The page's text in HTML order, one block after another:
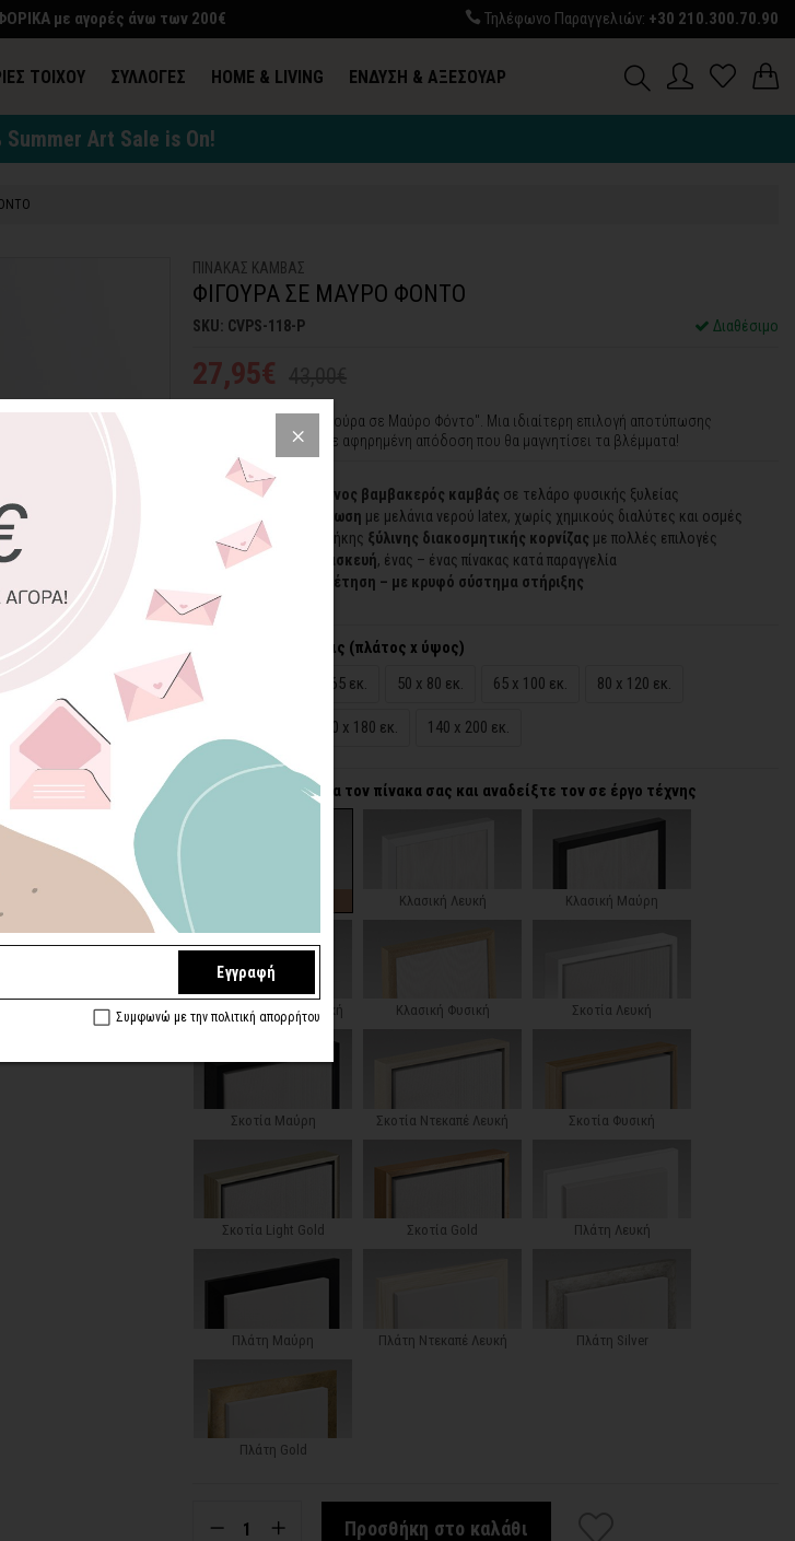
με αγορές άνω των 200€ Τηλέφωνο Παραγγελιών: +30 210.300.70.90
ΤΟΙΧΟΥ ΣΥΛΛΟΓΕΣ HOME & LIVING ΕΝΔΥΣΗ & ΑΞΕΣΟΥΑΡ
Summer Art Sale is On!
ΠΙΝΑΚΑΣ ΚΑΜΒΑΣ
ΦΙΓΟΥΡΑ ΣΕ ΜΑΥΡΟ ΦΟΝΤΟ
SKU: CVPS-118-P Διαθέσιμο
27,95€
Πίνακας σε καμβά "Φιγούρα σε Μαύρο Φόντο". Μια ιδιαίτερη επιλογή αποτύπωσης
ανθρώπινης μορφής σε αφηρημένη απόδοση που θα μαγνητίσει τα βλέμματα!
100% πιστοποιημένος βαμβακερός καμβάς σε τελάρο φυσικής ξυλείας
Οικολογική εκτύπωση με μελάνια νερού latex, χωρίς χημικούς διαλύτες και οσμές
Δυνατότητα προσθήκης ξύλινης διακοσμητικής κορνίζας με πολλές επιλογές
Χειροποίητη κατασκευή, ένας – ένας πίνακας κατά παραγγελία
Έτοιμοι για τοποθέτηση – με κρυφό σύστημα στήριξης
Επιλέξτε διαστάσεις (πλάτος x ύψος)
40 x 65 εκ. 50 x 80 εκ. 65 x 100 εκ. 80 x 120 εκ.
120 x 180 εκ. 140 x 200 εκ.
Επιλέξτε κορνίζα για τον πίνακα σας και αναδείξτε τον σε έργο τέχνης
Κλασική Λευκή Κλασική Μαύρη
Κλασική Ντεκαπέ Λευκή Κλασική Φυσική Σκοτία Λευκή
Σκοτία Μαύρη Σκοτία Ντεκαπέ Λευκή Σκοτία Φυσική
Σκοτία Light Gold Σκοτία Gold Πλάτη Λευκή
Πλάτη Μαύρη Πλάτη Ντεκαπέ Λευκή Πλάτη Silver
Πλάτη Gold
Προσθήκη στο καλάθι
Εγγραφή
Συμφωνώ με την πολιτική απορρήτου